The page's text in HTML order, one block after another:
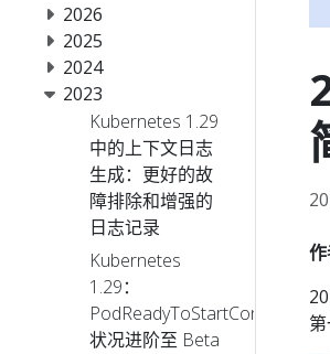
2026
2025
2024
2023
Kubernetes 1.29
中的上下文日志
生成：更好的故
障排除和增强的
日志记录
Kubernetes
1.29：
PodReadyToStartContainers
状况进阶至 Beta
作